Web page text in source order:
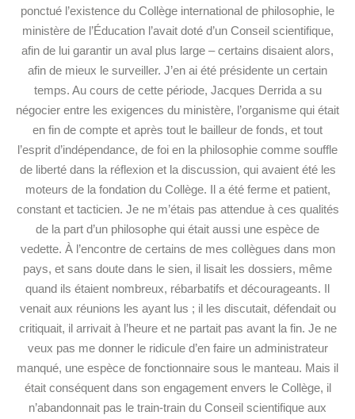
ponctué l’existence du Collège international de philosophie, le
ministère de l’Éducation l’avait doté d’un Conseil scientifique,
afin de lui garantir un aval plus large – certains disaient alors,
afin de mieux le surveiller. J’en ai été présidente un certain
temps. Au cours de cette période, Jacques Derrida a su
négocier entre les exigences du ministère, l’organisme qui était
en fin de compte et après tout le bailleur de fonds, et tout
l’esprit d’indépendance, de foi en la philosophie comme souffle
de liberté dans la réflexion et la discussion, qui avaient été les
moteurs de la fondation du Collège. Il a été ferme et patient,
constant et tacticien. Je ne m’étais pas attendue à ces qualités
de la part d’un philosophe qui était aussi une espèce de
vedette. À l’encontre de certains de mes collègues dans mon
pays, et sans doute dans le sien, il lisait les dossiers, même
quand ils étaient nombreux, rébarbatifs et décourageants. Il
venait aux réunions les ayant lus ; il les discutait, défendait ou
critiquait, il arrivait à l’heure et ne partait pas avant la fin. Je ne
veux pas me donner le ridicule d’en faire un administrateur
manqué, une espèce de fonctionnaire sous le manteau. Mais il
était conséquent dans son engagement envers le Collège, il
n’abandonnait pas le train-train du Conseil scientifique aux